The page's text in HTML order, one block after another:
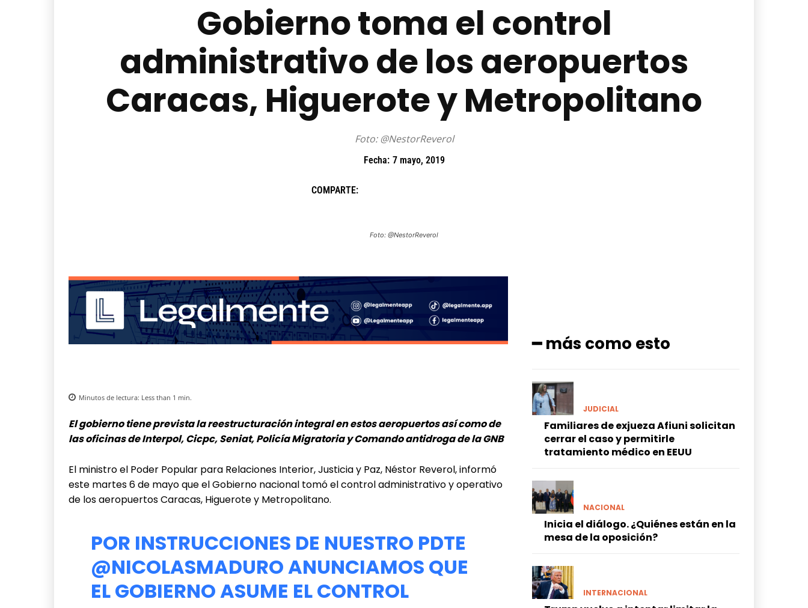
Gobierno toma el control
administrativo de los aeropuertos
Caracas, Higuerote y Metropolitano
Foto: @NestorReverol
Fecha: 7 mayo, 2019
COMPARTE:
Foto: @NestorReverol
Minutos de lectura: Less than 1 min.
El gobierno tiene prevista la reestructuración integral en estos aeropuertos así como de
las oficinas de Interpol, Cicpc, Seniat, Policía Migratoria y Comando antidroga de la GNB
El ministro el Poder Popular para Relaciones Interior, Justicia y Paz, Néstor Reverol, informó
este martes 6 de mayo que el Gobierno nacional tomó el control administrativo y operativo
de los aeropuertos Caracas, Higuerote y Metropolitano.
POR INSTRUCCIONES DE NUESTRO PDTE
@NICOLASMADUROANUNCIAMOS QUE
EL GOBIERNO ASUME EL CONTROL
━ más como esto
JUDICIAL
Familiares de exjueza Afiuni solicitan
cerrar el caso y permitirle
tratamiento médico en EEUU
NACIONAL
Inicia el diálogo. ¿Quiénes están en la
mesa de la oposición?
INTERNACIONAL